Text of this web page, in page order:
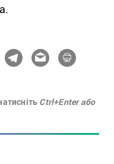
Ctrl+Enter або